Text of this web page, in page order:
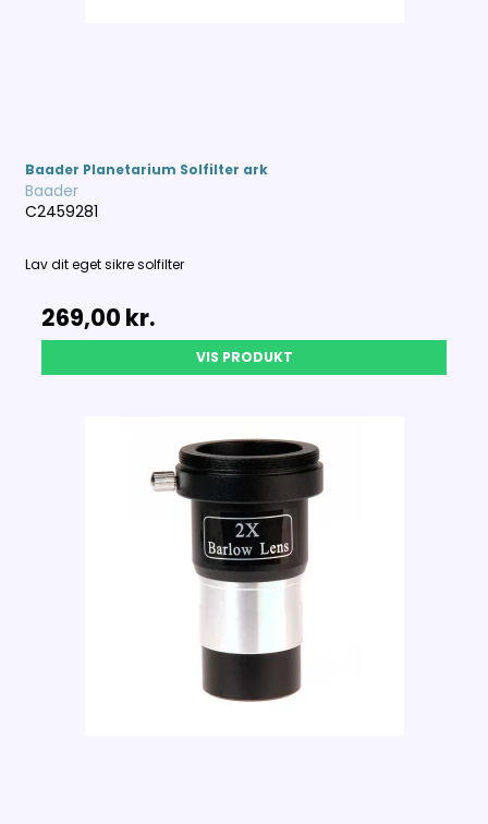
Baader Planetarium Solfilter ark
Baader
C2459281
Lav dit eget sikre solfilter
269,00 kr.
VIS PRODUKT